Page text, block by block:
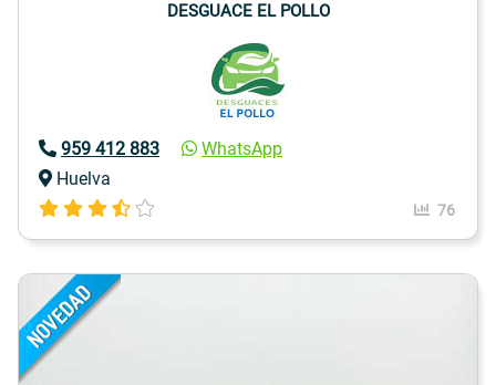
DESGUACE EL POLLO
959 412 883
WhatsApp
Huelva
76